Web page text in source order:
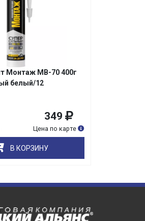
Монтаж МВ-70 400г
белый/12
349
Цена по карте
В КОРЗИНУ